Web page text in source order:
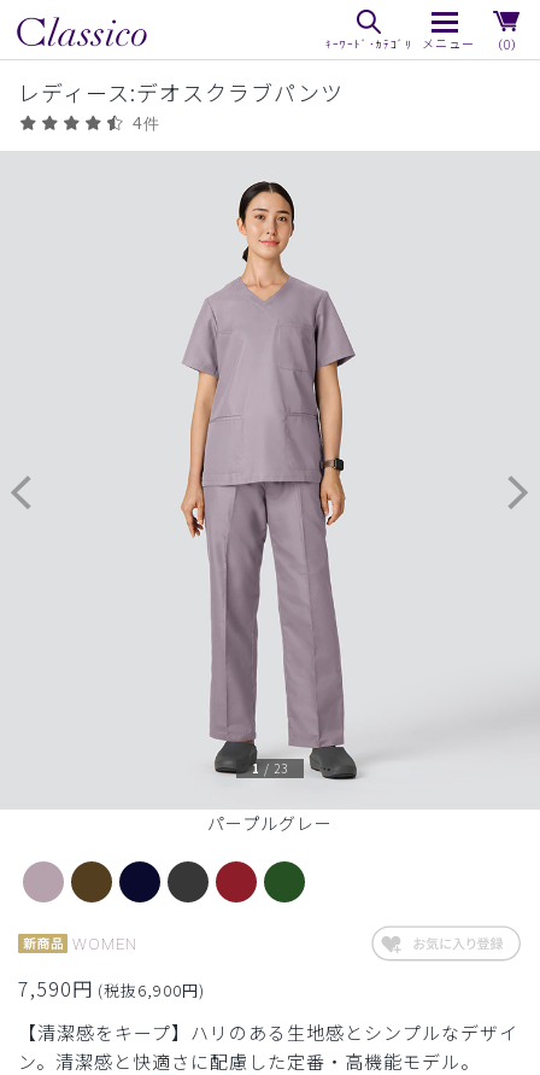
（0）
レディース:デオスクラブパンツ
4件
パープルグレー
1 / 23
WOMEN
7,590円 (税抜6,900円)
【清潔感をキープ】ハリのある生地感とシンプルなデザイ
ン。清潔感と快適さに配慮した定番・高機能モデル。